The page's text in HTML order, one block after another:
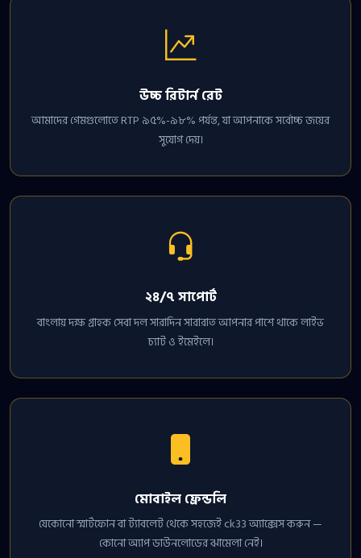
উচ্চ রিটার্ন রেট
আমাদের গেমগুলোতে RTP ৯৫%-৯৮% পর্যন্ত, যা আপনাকে সর্বোচ্চ জয়ের
সুযোগ দেয়।
২৪/৭ সাপোর্ট
বাংলায় দক্ষ গ্রাহক সেবা দল সারাদিন সারারাত আপনার পাশে থাকে লাইভ
চ্যাট ও ইমেইলে।
মোবাইল ফ্রেন্ডলি
যেকোনো স্মার্টফোন বা ট্যাবলেট থেকে সহজেই ck33 অ্যাক্সেস করুন —
কোনো অ্যাপ ডাউনলোডের ঝামেলা নেই।